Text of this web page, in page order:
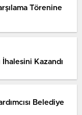
Törenine
İhalesini Kazandı
Belediye